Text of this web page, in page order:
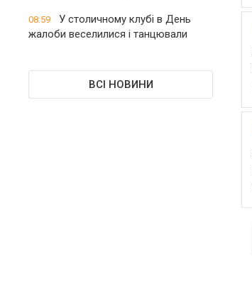
08:59
У столичному клубі в День
жалоби веселилися і танцювали
ВСІ НОВИНИ